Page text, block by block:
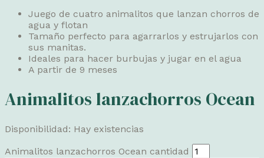
Juego de cuatro animalitos que lanzan chorros de
agua y flotan
Tamaño perfecto para agarrarlos y estrujarlos con
sus manitas.
Ideales para hacer burbujas y jugar en el agua
A partir de 9 meses
Animalitos lanzachorros Ocean
Disponibilidad: Hay existencias
Animalitos lanzachorros Ocean cantidad